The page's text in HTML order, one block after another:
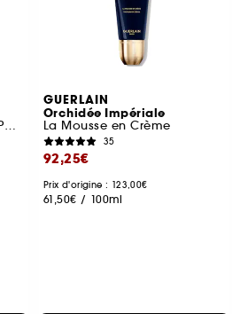
Huile Démaquillante Anti-Pollution
GUERLAIN
Orchidée Impériale
La Mousse en Crème
35
92,25€
Prix d'origine : 123,00€
61,50€ / 100ml